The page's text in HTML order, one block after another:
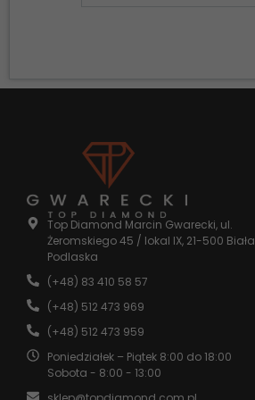
Top Diamond Marcin Gwarecki, ul.
Żeromskiego 45 / lokal IX, 21-500 Biała
Podlaska
(+48) 83 410 58 57
(+48) 512 473 969
(+48) 512 473 959
Poniedziałek – Piątek 8:00 do 18:00
Sobota - 8:00 - 13:00